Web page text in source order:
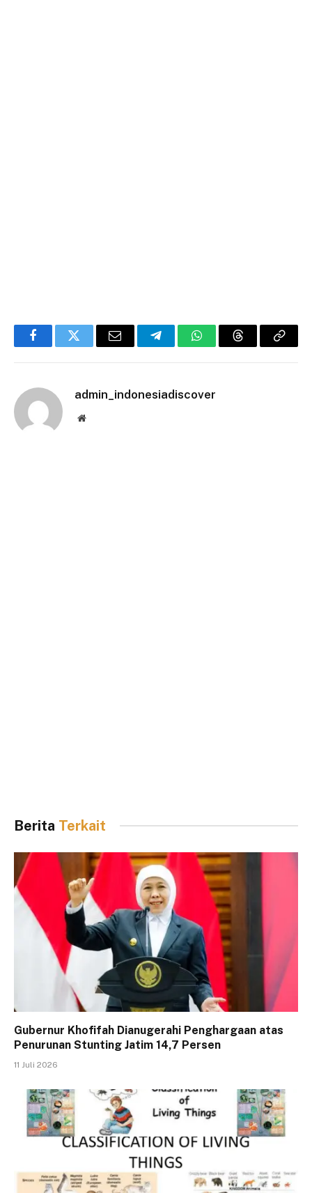
FacebookTwitter Email TelegramWhatsAppThreadsCopy
admin_indonesiadiscover
Website
Berita Terkait
Gubernur Khofifah Dianugerahi Penghargaan atas
Penurunan Stunting Jatim 14,7 Persen
11 Juli 2026